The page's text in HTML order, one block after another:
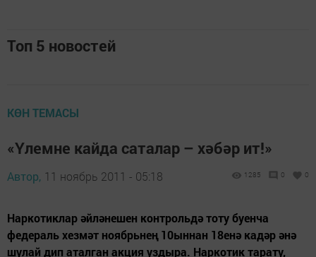
Топ 5 новостей
КӨН ТЕМАСЫ
«Үлемне кайда саталар – хәбәр ит!»
Автор, 11 ноябрь 2011 - 05:18 1285 0 0
Наркотиклар әйләнешен контрольдә тоту буенча
федераль хезмәт ноябрьнең 10ыннан 18енә кадәр әнә
шулай дип аталган акция уздыра. Наркотик тарату,